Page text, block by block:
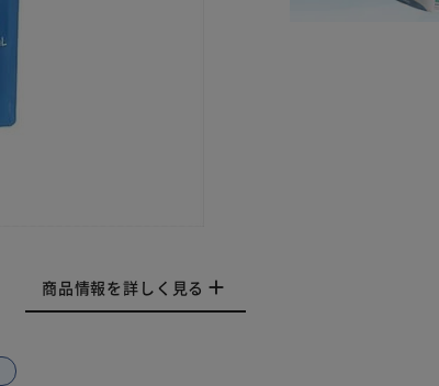
商品情報を詳しく見る